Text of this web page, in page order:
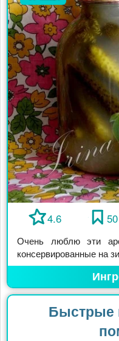
4.6 50
Очень люблю эти
консервированные на
Быстрые